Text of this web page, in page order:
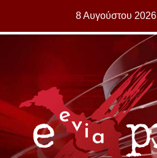
8 Αυγούστου 2026